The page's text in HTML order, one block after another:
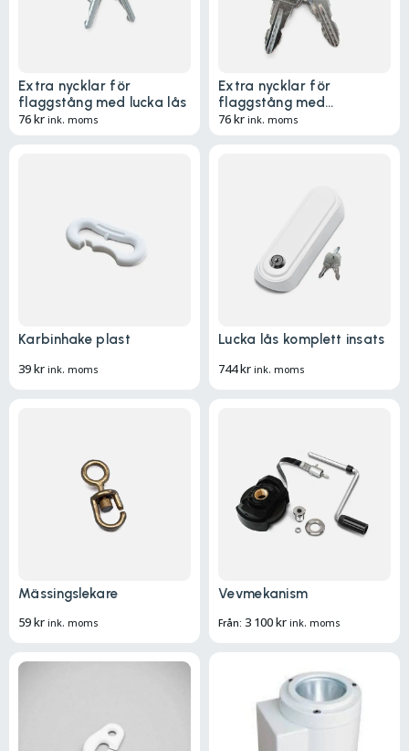
Extra nycklar för
flaggstång med lucka lås
76kr ink. moms
Extra nycklar för
flaggstång med
vevmekanism
76kr ink. moms
Karbinhake plast
39kr ink. moms
Lucka lås komplett insats
744kr ink. moms
Mässingslekare
59kr ink. moms
Vevmekanism
Från: 3 100kr ink. moms